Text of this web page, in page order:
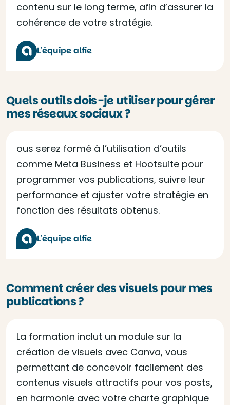
contenu sur le long terme, afin d’assurer la
cohérence de votre stratégie.
L'équipe alfie
Quels outils dois-je utiliser pour gérer
mes réseaux sociaux ?
ous serez formé à l’utilisation d’outils
comme Meta Business et Hootsuite pour
programmer vos publications, suivre leur
performance et ajuster votre stratégie en
fonction des résultats obtenus.
L'équipe alfie
Comment créer des visuels pour mes
publications ?
La formation inclut un module sur la
création de visuels avec Canva, vous
permettant de concevoir facilement des
contenus visuels attractifs pour vos posts,
en harmonie avec votre charte graphique